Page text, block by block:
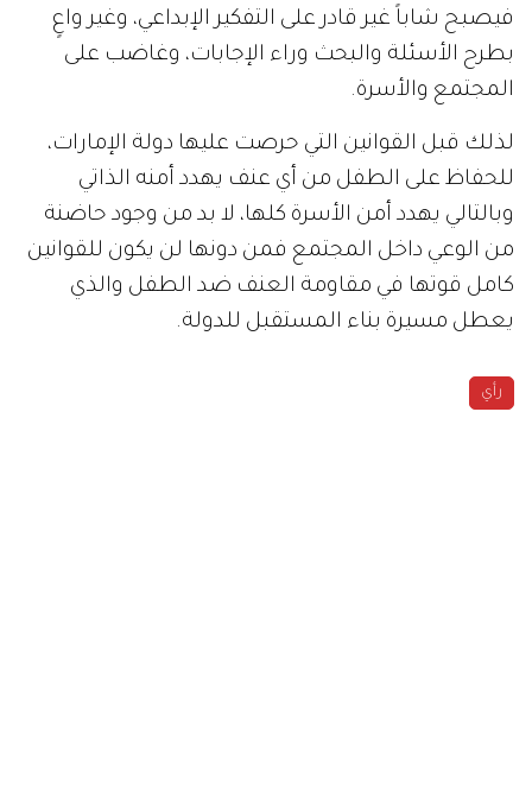
فيصبح شاباً غير قادر على التفكير الإبداعي، وغير واعٍ
بطرح الأسئلة والبحث وراء الإجابات، وغاضب على
المجتمع والأسرة.
لذلك قبل القوانين التي حرصت عليها دولة الإمارات،
للحفاظ على الطفل من أي عنف يهدد أمنه الذاتي
وبالتالي يهدد أمن الأسرة كلها، لا بد من وجود حاضنة
من الوعي داخل المجتمع فمن دونها لن يكون للقوانين
كامل قوتها في مقاومة العنف ضد الطفل والذي
يعطل مسيرة بناء المستقبل للدولة.
رأي